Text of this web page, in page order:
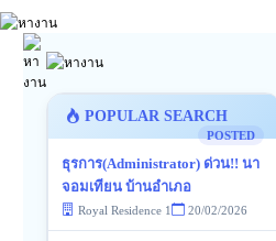
POPULAR SEARCH
POSTED
ธุรการ(Administrator) ด่วน!! นา
จอมเทียน บ้านอำเภอ
Royal Residence 1 20/02/2026